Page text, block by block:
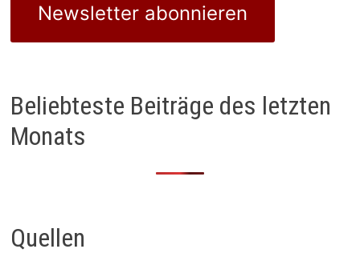
Newsletter abonnieren
Beliebteste Beiträge des letzten
Monats
Quellen